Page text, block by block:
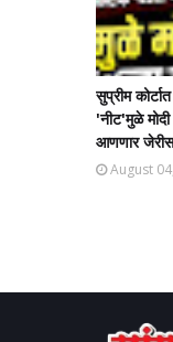
सुप्रीम
'नीट'मुळे मोदी
आणणार
August